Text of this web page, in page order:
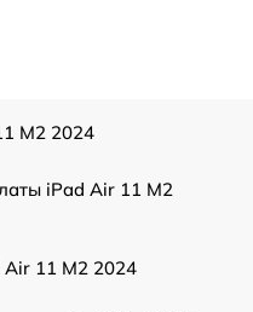
M2 2024
iPad Air 11 M2
11 M2 2024